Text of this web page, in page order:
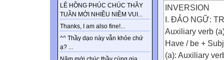
LÊ HỒNG PHÚC CHÚC THẦY
TUẦN MỚI NHIỀU NIỀM VUI...
Thanks, I am also fine!...
^^ Thầy dạo này vẫn khỏe chứ
ạ? ...
INVERSION
I. ĐẢO NGỮ:
Auxiliary verb
Have / be +
(a): Auxiliary